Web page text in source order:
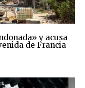
y acusa
de Francia